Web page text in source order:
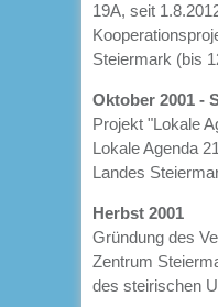
19A, seit
Steiermark (bis
Oktober 2001 -
Projekt "Lokale
Lokale Agenda
Landes
Herbst 2001
Gründung des
Zentrum
des steirischen